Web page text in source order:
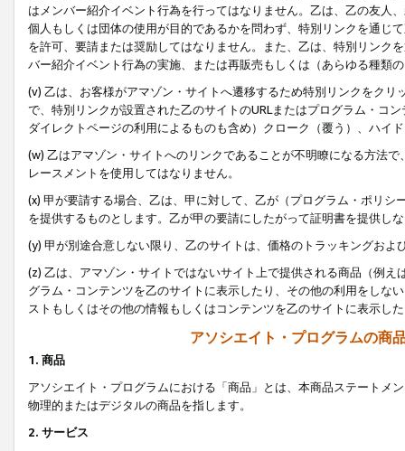
はメンバー紹介イベント行為を行ってはなりません。乙は、乙の友人
個人もしくは団体の使用が目的であるかを問わず、特別リンクを通じ
を許可、要請または奨励してはなりません。また、乙は、特別リンク
バー紹介イベント行為の実施、または再販売もしくは（あらゆる種類
(v) 乙は、お客様がアマゾン・サイトへ遷移するため特別リンクをク
で、特別リンクが設置された乙のサイトのURLまたはプログラム・コ
ダイレクトページの利用によるものも含め）クローク（覆う）、ハイ
(w) 乙はアマゾン・サイトへのリンクであることが不明瞭になる方法
レースメントを使用してはなりません。
(x) 甲が要請する場合、乙は、甲に対して、乙が（プログラム・ポリ
を提供するものとします。乙が甲の要請にしたがって証明書を提供し
(y) 甲が別途合意しない限り、乙のサイトは、価格のトラッキングお
(z) 乙は、アマゾン・サイトではないサイト上で提供される商品（例
グラム・コンテンツを乙のサイトに表示したり、その他の利用をしな
ストもしくはその他の情報もしくはコンテンツを乙のサイトに表示し
アソシエイト・プログラムの商
1. 商品
アソシエイト・プログラムにおける「商品」とは、本商品ステートメ
物理的またはデジタルの商品を指します。
2. サービス